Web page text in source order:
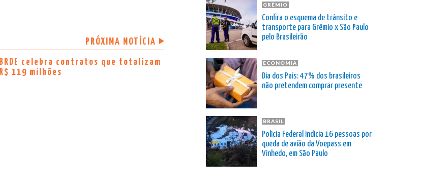
PRÓXIMA NOTÍCIA
BRDE celebra contratos que totalizam
R$ 119 milhões
GRÊMIO
Confira o esquema de trânsito e
transporte para Grêmio x São Paulo
pelo Brasileirão
ECONOMIA
Dia dos Pais: 47% dos brasileiros
não pretendem comprar presente
BRASIL
Polícia Federal indicia 16 pessoas por
queda de avião da Voepass em
Vinhedo, em São Paulo